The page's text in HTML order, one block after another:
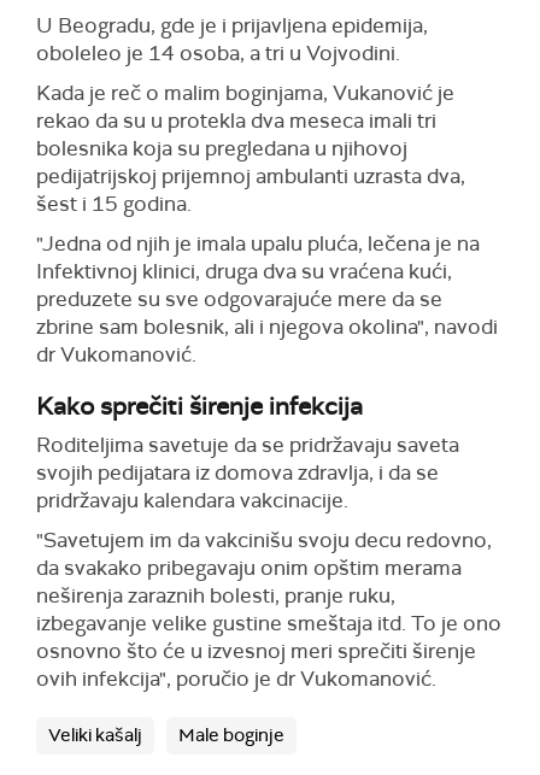
U Beogradu, gde je i prijavljena epidemija,
oboleleo je 14 osoba, a tri u Vojvodini.
Kada je reč o malim boginjama, Vukanović je
rekao da su u protekla dva meseca imali tri
bolesnika koja su pregledana u njihovoj
pedijatrijskoj prijemnoj ambulanti uzrasta dva,
šest i 15 godina.
"Jedna od njih je imala upalu pluća, lečena je na
Infektivnoj klinici, druga dva su vraćena kući,
preduzete su sve odgovarajuće mere da se
zbrine sam bolesnik, ali i njegova okolina", navodi
dr Vukomanović.
Kako sprečiti širenje infekcija
Roditeljima savetuje da se pridržavaju saveta
svojih pedijatara iz domova zdravlja, i da se
pridržavaju kalendara vakcinacije.
"Savetujem im da vakcinišu svoju decu redovno,
da svakako pribegavaju onim opštim merama
neširenja zaraznih bolesti, pranje ruku,
izbegavanje velike gustine smeštaja itd. To je ono
osnovno što će u izvesnoj meri sprečiti širenje
ovih infekcija", poručio je dr Vukomanović.
Veliki kašalj Male boginje